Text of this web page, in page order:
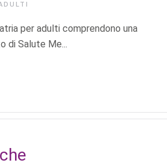
per adulti comprendono una
di Salute Me...